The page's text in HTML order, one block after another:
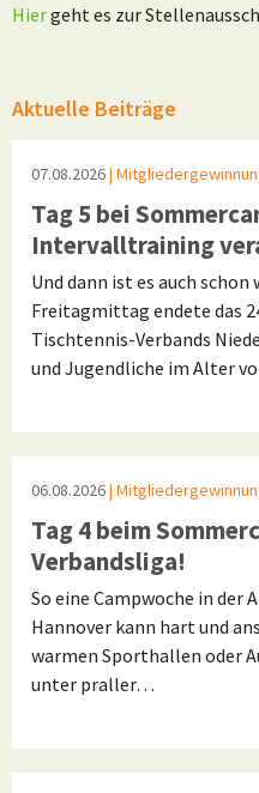
Hiergeht es zur
Aktuelle Beiträge
07.08.2026|
Tag 5 bei
Intervalltraining
Und dann ist es auch schon
Freitagmittag endete das
Tischtennis-Verbands
und Jugendliche im Alter
06.08.2026|
Tag 4 beim
Verbandsliga!
So eine Campwoche in der
Hannover kann hart und
warmen Sporthallen oder
unter praller…